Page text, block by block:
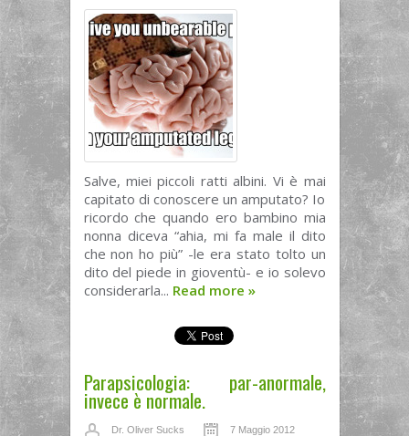
Salve, miei piccoli ratti albini. Vi è mai
capitato di conoscere un amputato? Io
ricordo che quando ero bambino mia
nonna diceva “ahia, mi fa male il dito
che non ho più” -le era stato tolto un
dito del piede in gioventù- e io solevo
considerarla... Read more »
Parapsicologia: par-anormale,
invece è normale.
Dr. Oliver Sucks 7 Maggio 2012